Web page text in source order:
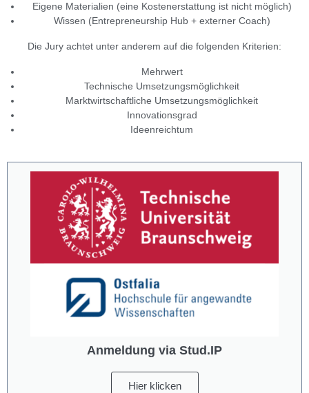
Eigene Materialien (eine Kostenerstattung ist nicht möglich)
Wissen (Entrepreneurship Hub + externer Coach)
Die Jury achtet unter anderem auf die folgenden Kriterien:
Mehrwert
Technische Umsetzungsmöglichkeit
Marktwirtschaftliche Umsetzungsmöglichkeit
Innovationsgrad
Ideenreichtum
Anmeldung via Stud.IP
Hier klicken